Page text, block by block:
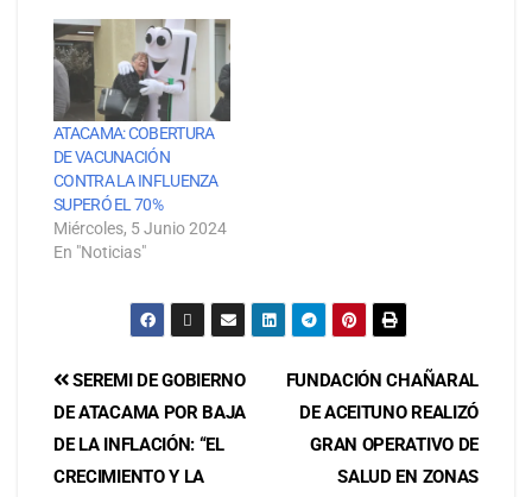
ATACAMA: COBERTURA
DE VACUNACIÓN
CONTRA LA INFLUENZA
SUPERÓ EL 70%
Miércoles, 5 Junio 2024
En "Noticias"
FUNDACIÓN CHAÑARAL
DE ACEITUNO REALIZÓ
GRAN OPERATIVO DE
SALUD EN ZONAS
SEREMI DE GOBIERNO
DE ATACAMA POR BAJA
DE LA INFLACIÓN: “EL
CRECIMIENTO Y LA